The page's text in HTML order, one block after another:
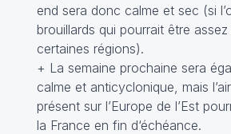
end sera donc calme et sec (si
brouillards qui pourrait être
certaines régions).
+ La semaine prochaine sera
calme et anticyclonique, mais
présent sur l’Europe de l’Est
la France en fin d‘échéance.